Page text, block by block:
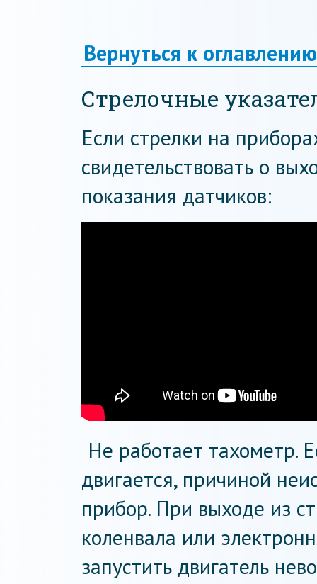
Вернуться к оглавлению
Стрелочные
Если стрелки на
свидетельствовать о
показания датчиков:
Не работает тахометр.
двигается, причиной
прибор. При выходе из
коленвала или
запустить двигатель